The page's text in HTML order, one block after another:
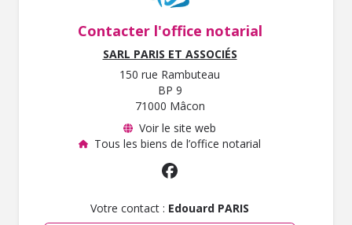
Contacter l'office notarial
SARL PARIS ET ASSOCIÉS
150 rue Rambuteau
BP 9
71000 Mâcon
Voir le site web
Tous les biens de l’office notarial
Votre contact : Edouard PARIS